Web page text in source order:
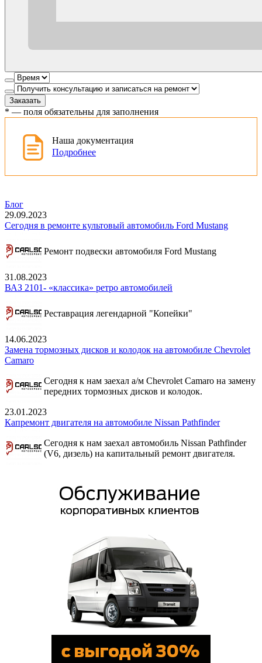
Заказать
* — поля обязательны для заполнения
Наша документация
Подробнее
Блог
29.09.2023
Сегодня в ремонте культовый автомобиль Ford Mustang
Ремонт подвески автомобиля Ford Mustang
31.08.2023
ВАЗ 2101- «классика» ретро автомобилей
Реставрация легендарной "Копейки"
14.06.2023
Замена тормозных дисков и колодок на автомобиле Chevrolet
Camaro
Сегодня к нам заехал а/м Chevrolet Camaro на замену
передних тормозных дисков и колодок.
23.01.2023
Капремонт двигателя на автомобиле Nissan Pathfinder
Сегодня к нам заехал автомобиль Nissan Pathfinder
(V6, дизель) на капитальный ремонт двигателя.